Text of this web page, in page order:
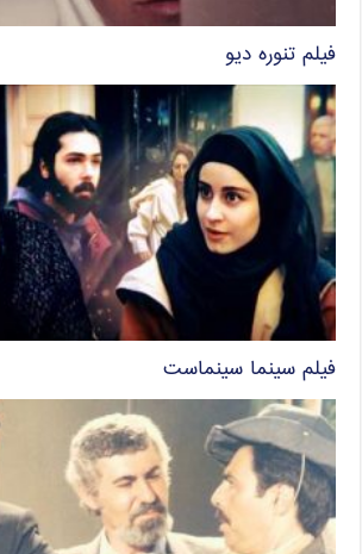
فیلم تنوره دیو
فیلم سینما سینماست